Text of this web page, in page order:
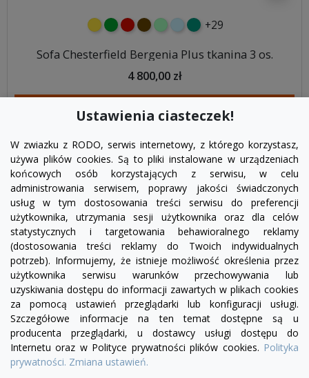
żółtyzielonyczerwony
czekoladowy
miętowybłękitny
turkusowy
+29
Sofa Chesterfield Bergenia Plus tkanina 3 os.
4 800,00 zł
FacebookYouTubePinterest
Ustawienia ciasteczek!
W zwiazku z RODO, serwis internetowy, z którego korzystasz,
używa plików cookies. Są to pliki instalowane w urządzeniach
końcowych osób korzystających z serwisu, w celu
administrowania serwisem, poprawy jakości świadczonych
usług w tym dostosowania treści serwisu do preferencji
użytkownika, utrzymania sesji użytkownika oraz dla celów
statystycznych i targetowania behawioralnego reklamy
(dostosowania treści reklamy do Twoich indywidualnych
potrzeb). Informujemy, że istnieje możliwość określenia przez
użytkownika serwisu warunków przechowywania lub
uzyskiwania dostępu do informacji zawartych w plikach cookies
za pomocą ustawień przeglądarki lub konfiguracji usługi.
Szczegółowe informacje na ten temat dostępne są u
producenta przeglądarki, u dostawcy usługi dostępu do
Internetu oraz w Polityce prywatności plików cookies. Polityka
prywatności. Zmiana ustawień.
PRODUKTY

INFORMACJE
